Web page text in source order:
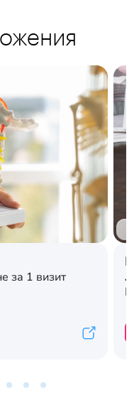
Подробнее
за 1 визит